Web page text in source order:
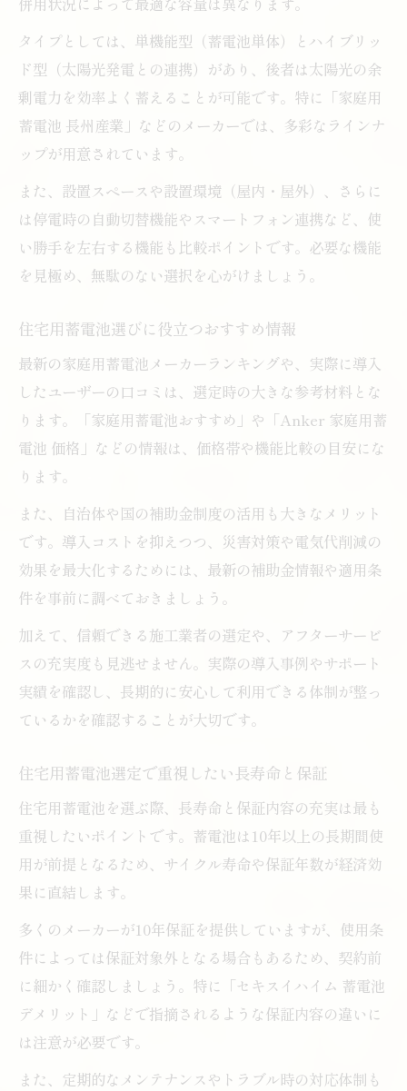
タイプとしては、単機能型（蓄電池単体）とハイブリッ
ド型（太陽光発電との連携）があり、後者は太陽光の余
剰電力を効率よく蓄えることが可能です。特に「家庭用
蓄電池 長州産業」などのメーカーでは、多彩なラインナ
ップが用意されています。
また、設置スペースや設置環境（屋内・屋外）、さらに
は停電時の自動切替機能やスマートフォン連携など、使
い勝手を左右する機能も比較ポイントです。必要な機能
を見極め、無駄のない選択を心がけましょう。
住宅用蓄電池選びに役立つおすすめ情報
最新の家庭用蓄電池メーカーランキングや、実際に導入
したユーザーの口コミは、選定時の大きな参考材料とな
ります。「家庭用蓄電池おすすめ」や「Anker 家庭用蓄
電池 価格」などの情報は、価格帯や機能比較の目安にな
ります。
また、自治体や国の補助金制度の活用も大きなメリット
です。導入コストを抑えつつ、災害対策や電気代削減の
効果を最大化するためには、最新の補助金情報や適用条
件を事前に調べておきましょう。
加えて、信頼できる施工業者の選定や、アフターサービ
スの充実度も見逃せません。実際の導入事例やサポート
実績を確認し、長期的に安心して利用できる体制が整っ
ているかを確認することが大切です。
住宅用蓄電池選定で重視したい長寿命と保証
住宅用蓄電池を選ぶ際、長寿命と保証内容の充実は最も
重視したいポイントです。蓄電池は10年以上の長期間使
用が前提となるため、サイクル寿命や保証年数が経済効
果に直結します。
多くのメーカーが10年保証を提供していますが、使用条
件によっては保証対象外となる場合もあるため、契約前
に細かく確認しましょう。特に「セキスイハイム 蓄電池
デメリット」などで指摘されるような保証内容の違いに
は注意が必要です。
また、定期的なメンテナンスやトラブル時の対応体制も